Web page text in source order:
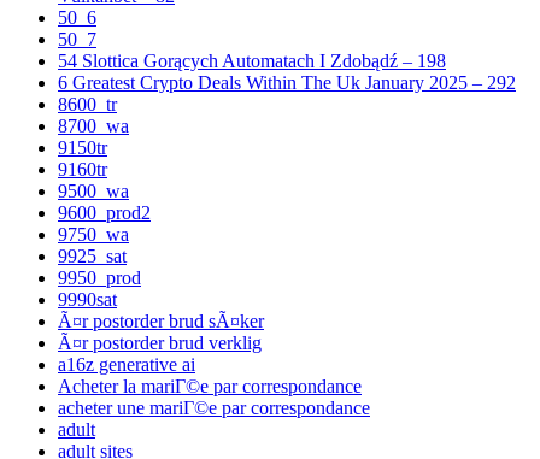
50_6
50_7
54 Slottica Gorących Automatach I Zdobądź – 198
6 Greatest Crypto Deals Within The Uk January 2025 – 292
8600_tr
8700_wa
9150tr
9160tr
9500_wa
9600_prod2
9750_wa
9925_sat
9950_prod
9990sat
Ã¤r postorder brud sÃ¤ker
Ã¤r postorder brud verklig
a16z generative ai
Acheter la mariГ©e par correspondance
acheter une mariГ©e par correspondance
adult
adult sites